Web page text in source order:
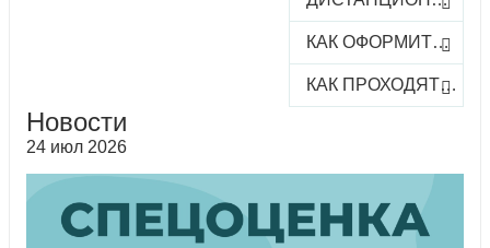
КАК ОФОРМИТЬ ЗАКАЗ КУРСА
КАК ПРОХОДЯТ ОНЛАЙН-КУРСЫ
Новости
24 июл 2026